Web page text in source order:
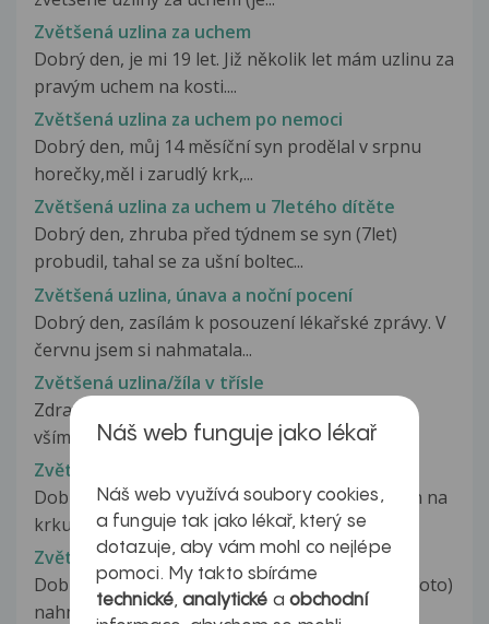
Zvětšená uzlina za uchem
Dobrý den, je mi 19 let. Již několik let mám uzlinu za
pravým uchem na kosti....
Zvětšená uzlina za uchem po nemoci
Dobrý den, můj 14 měsíční syn prodělal v srpnu
horečky,měl i zarudlý krk,...
Zvětšená uzlina za uchem u 7letého dítěte
Dobrý den, zhruba před týdnem se syn (7let)
probudil, tahal se za ušní boltec...
Zvětšená uzlina, únava a noční pocení
Dobrý den, zasílám k posouzení lékařské zprávy. V
červnu jsem si nahmatala...
Zvětšená uzlina/žíla v třísle
Zdravím, zhruba před 10 - 14 dny jsem si začal
všímat zvětšené uzliny/žíly v...
Zvětšená uzlinka
Dobrý den, chtěla jsem se poradit ohledně uzlin na
krku. Je mi 23 let, před...
Zvětšená uzlinka
Dobrý den, dnes jsem si na krku v místech (viz foto)
nahmatala uzlinku nebo...
Náš web funguje jako lékař
Náš web využívá soubory cookies,
a funguje tak jako lékař, který se
dotazuje, aby vám mohl co nejlépe
pomoci. My takto sbíráme
technické,analytické a obchodní